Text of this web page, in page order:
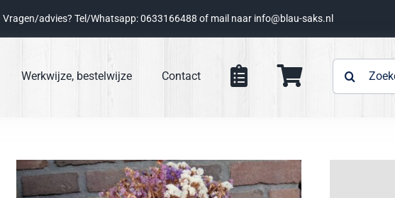
Vragen/advies? Tel/Whatsapp: 0633166488 of mail naar info@blau-saks.nl
Werkwijze, bestelwijze Contact
naar: